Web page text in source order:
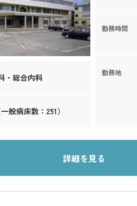
・総合内科
般病床数：251）
勤務時間
勤務地
詳細を見る